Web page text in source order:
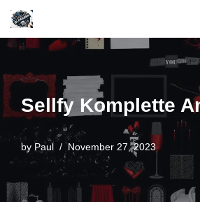
Skip
content
Sellfy Komplette
by Paul November 27, 2023